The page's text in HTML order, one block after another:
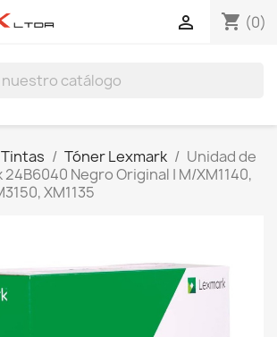
shopping_cart (0)

Tóner Lexmark
Unidad de
Negro Original | M/XM1140,
XM1135